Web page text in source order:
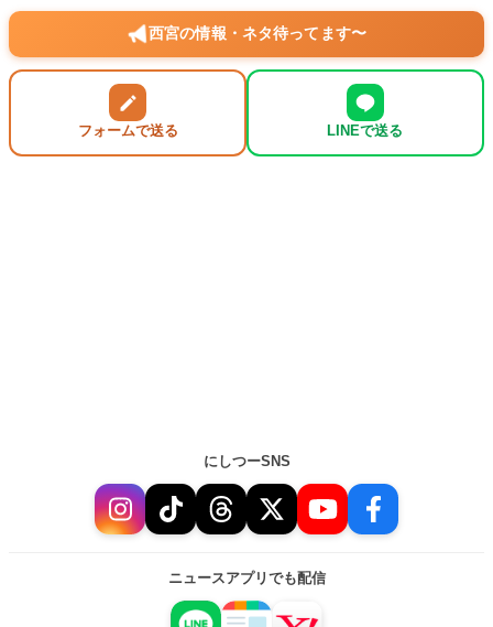
西宮の情報・ネタ待ってます〜
フォームで送る LINEで送る
にしつーSNS
ニュースアプリでも配信